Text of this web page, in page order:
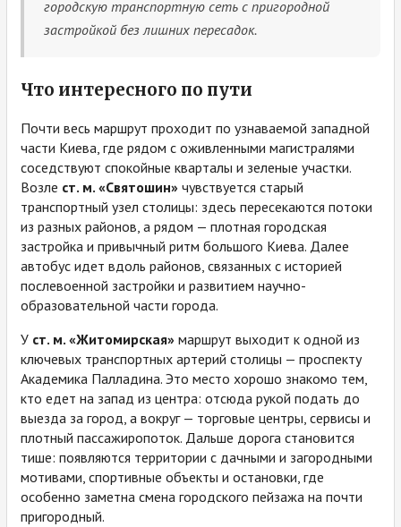
городскую транспортную сеть с пригородной
застройкой без лишних пересадок.
Что интересного по пути
Почти весь маршрут проходит по узнаваемой западной
части Киева, где рядом с оживленными магистралями
соседствуют спокойные кварталы и зеленые участки.
Возле ст. м. «Святошин» чувствуется старый
транспортный узел столицы: здесь пересекаются потоки
из разных районов, а рядом — плотная городская
застройка и привычный ритм большого Киева. Далее
автобус идет вдоль районов, связанных с историей
послевоенной застройки и развитием научно-
образовательной части города.
У ст. м. «Житомирская» маршрут выходит к одной из
ключевых транспортных артерий столицы — проспекту
Академика Палладина. Это место хорошо знакомо тем,
кто едет на запад из центра: отсюда рукой подать до
выезда за город, а вокруг — торговые центры, сервисы и
плотный пассажиропоток. Дальше дорога становится
тише: появляются территории с дачными и загородными
мотивами, спортивные объекты и остановки, где
особенно заметна смена городского пейзажа на почти
пригородный.